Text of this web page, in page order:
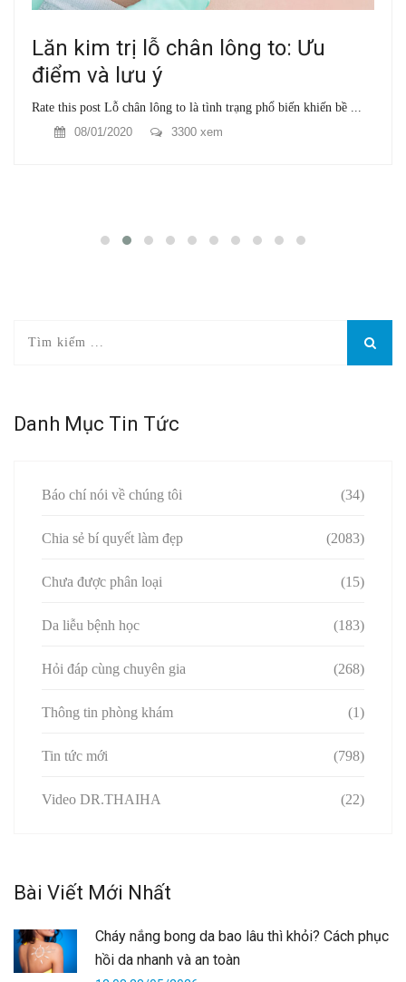
Lăn kim trị lỗ chân lông to: Ưu
điểm và lưu ý
Rate this post Lỗ chân lông to là tình trạng phổ biến khiến bề ...
08/01/2020
3300 xem
Danh Mục Tin Tức
Báo chí nói về chúng tôi (34)
Chia sẻ bí quyết làm đẹp (2083)
Chưa được phân loại (15)
Da liễu bệnh học (183)
Hỏi đáp cùng chuyên gia (268)
Thông tin phòng khám (1)
Tin tức mới (798)
Video DR.THAIHA (22)
Bài Viết Mới Nhất
Cháy nắng bong da bao lâu thì khỏi? Cách phục
hồi da nhanh và an toàn